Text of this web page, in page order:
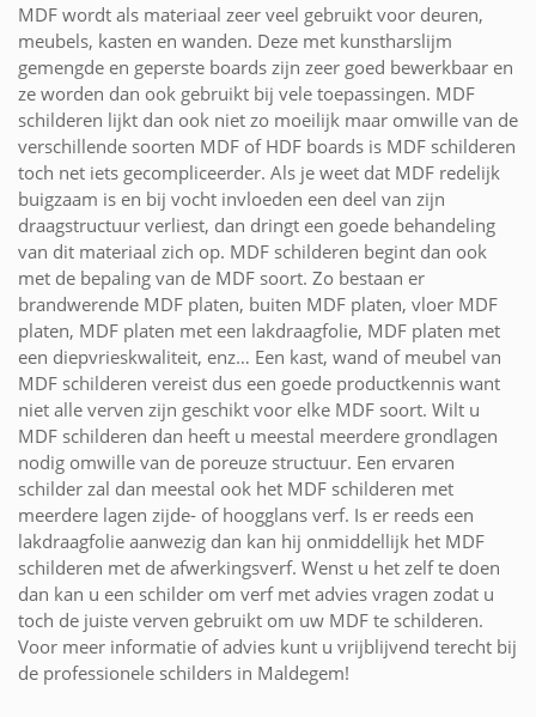
MDF wordt als materiaal zeer veel gebruikt voor deuren,
meubels, kasten en wanden. Deze met kunstharslijm
gemengde en geperste boards zijn zeer goed bewerkbaar en
ze worden dan ook gebruikt bij vele toepassingen. MDF
schilderen lijkt dan ook niet zo moeilijk maar omwille van de
verschillende soorten MDF of HDF boards is MDF schilderen
toch net iets gecompliceerder. Als je weet dat MDF redelijk
buigzaam is en bij vocht invloeden een deel van zijn
draagstructuur verliest, dan dringt een goede behandeling
van dit materiaal zich op. MDF schilderen begint dan ook
met de bepaling van de MDF soort. Zo bestaan er
brandwerende MDF platen, buiten MDF platen, vloer MDF
platen, MDF platen met een lakdraagfolie, MDF platen met
een diepvrieskwaliteit, enz… Een kast, wand of meubel van
MDF schilderen vereist dus een goede productkennis want
niet alle verven zijn geschikt voor elke MDF soort. Wilt u
MDF schilderen dan heeft u meestal meerdere grondlagen
nodig omwille van de poreuze structuur. Een ervaren
schilder zal dan meestal ook het MDF schilderen met
meerdere lagen zijde- of hoogglans verf. Is er reeds een
lakdraagfolie aanwezig dan kan hij onmiddellijk het MDF
schilderen met de afwerkingsverf. Wenst u het zelf te doen
dan kan u een schilder om verf met advies vragen zodat u
toch de juiste verven gebruikt om uw MDF te schilderen.
Voor meer informatie of advies kunt u vrijblijvend terecht bij
de professionele schilders in Maldegem!